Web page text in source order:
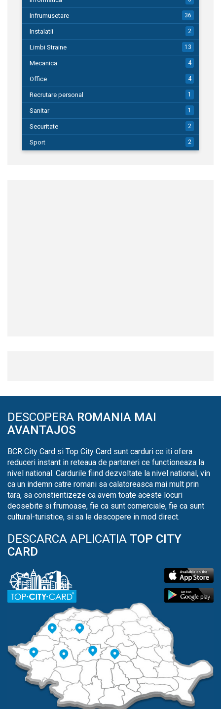
Infrumusetare 36
Instalatii 2
Limbi Straine 13
Mecanica 4
Office 4
Recrutare personal 1
Sanitar 1
Securitate 2
Sport 2
DESCOPERA ROMANIA MAI
AVANTAJOS
BCR City Card si Top City Card sunt carduri ce iti ofera
reduceri instant in reteaua de parteneri ce functioneaza la
nivel national. Cardurile fiind dezvoltate la nivel national, vin
ca un indemn catre romani sa calatoreasca mai mult prin
tara, sa constientizeze ca avem toate aceste locuri
deosebite si frumoase, fie ca sunt comerciale, fie ca sunt
cultural-turistice, si sa le descopere in mod direct.
DESCARCA APLICATIA TOP CITY
CARD